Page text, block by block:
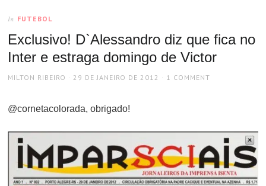
In FUTEBOL
Exclusivo! D`Alessandro diz que fica no
Inter e estraga domingo de Victor
AUTHOR
MILTON RIBEIRO
POSTED
29 DE JANEIRO DE 2012 1 COMMENT
@cornetacolorada, obrigado!